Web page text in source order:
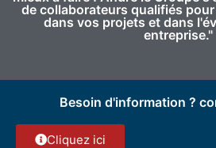
de collaborateurs qualifiés
dans vos projets et dans
entreprise."
Besoin d'information ?
Cliquez ici